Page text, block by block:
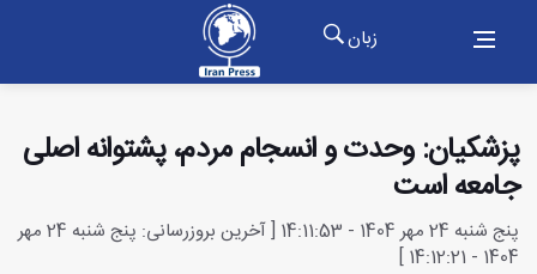
زبان
پزشکیان: وحدت و انسجام مردم، پشتوانه اصلی
جامعه است
پنج شنبه 24 مهر 1404 - 14:11:53 [ آخرین بروزرسانی: پنج شنبه 24 مهر
1404 - 14:12:21 ]